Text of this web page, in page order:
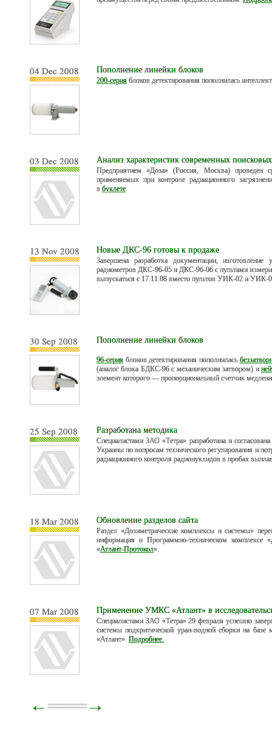
04 Dec 2008 Пополнение линейки блоков
200-серия блоков детектирования пополнилась
03 Dec 2008 Анализ характеристик современных
Предприятием «Доза» (Россия, Москва) проведен
применяемых при контроле радиационного
в буклете.
13 Nov 2008 Новые ДКС-96 готовы к продаже
Завершена разработка документации,
радиометров ДКС-96-05 и ДКС-96-06 с пультами
выпускаться с 17.11.08 вместо пультов УИК-02 и УИК-
30 Sep 2008 Пополнение линейки блоков
96-серия блоков детектирования пополнилась
(аналог блока БДКС-96 с механическим затвором) и
элемент которого — пропорциональный счетчик
25 Sep 2008 Разработана методика
Специалистами ЗАО «Тетра» разработана и
Украины по вопросам технического регулирования и
радиационного контроля радионуклидов в пробах
18 Mar 2008 Обновление разделов сайта
Раздел «Дозиметрические комплексы и системы»
информация о Программно-техническом комплексе «
«Атлант-Протокол».
07 Mar 2008 Применение УМКС «Атлант» в
Специалистами ЗАО «Тетра» 29 февраля успешно
системы подкритической уран-водной сборки на
«Атлант». Подробнее.
←═══→